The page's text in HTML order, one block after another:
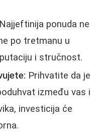
Najjeftinija ponuda ne
po tretmanu u
i stručnost.
Prihvatite da je
između vas i
investicija će